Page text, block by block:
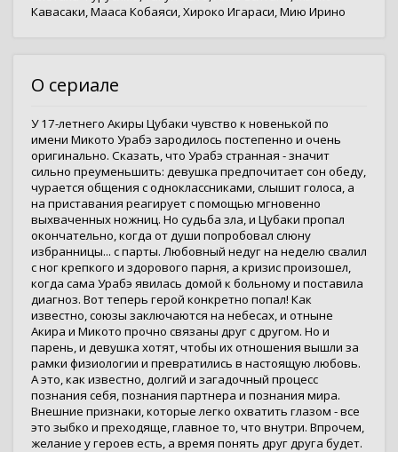
Кавасаки,Мааса Кобаяси,Хироко Игараси,Мию Ирино
О сериале
У 17-летнего Акиры Цубаки чувство к новенькой по
имени Микото Урабэ зародилось постепенно и очень
оригинально. Сказать, что Урабэ странная - значит
сильно преуменьшить: девушка предпочитает сон обеду,
чурается общения с одноклассниками, слышит голоса, а
на приставания реагирует с помощью мгновенно
выхваченных ножниц. Но судьба зла, и Цубаки пропал
окончательно, когда от души попробовал слюну
избранницы... с парты. Любовный недуг на неделю свалил
с ног крепкого и здорового парня, а кризис произошел,
когда сама Урабэ явилась домой к больному и поставила
диагноз. Вот теперь герой конкретно попал! Как
известно, союзы заключаются на небесах, и отныне
Акира и Микото прочно связаны друг с другом. Но и
парень, и девушка хотят, чтобы их отношения вышли за
рамки физиологии и превратились в настоящую любовь.
А это, как известно, долгий и загадочный процесс
познания себя, познания партнера и познания мира.
Внешние признаки, которые легко охватить глазом - все
это зыбко и преходяще, главное то, что внутри. Впрочем,
желание у героев есть, а время понять друг друга будет.